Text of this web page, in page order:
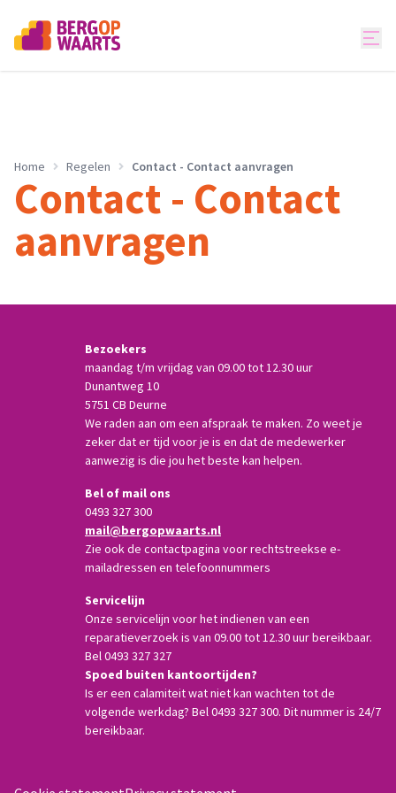
Home Regelen Contact - Contact aanvragen
Contact - Contact
aanvragen
Bezoekers
maandag t/m vrijdag van 09.00 tot 12.30 uur
Dunantweg 10
5751 CB Deurne
We raden aan om een afspraak te maken. Zo weet je
zeker dat er tijd voor je is en dat de medewerker
aanwezig is die jou het beste kan helpen.
Bel of mail ons
0493 327 300
mail@bergopwaarts.nl
Zie ook de contactpagina voor rechtstreekse e-
mailadressen en telefoonnummers
Servicelijn
Onze servicelijn voor het indienen van een
reparatieverzoek is van 09.00 tot 12.30 uur bereikbaar.
Bel 0493 327 327
Spoed buiten kantoortijden?
Is er een calamiteit wat niet kan wachten tot de
volgende werkdag? Bel 0493 327 300. Dit nummer is 24/7
bereikbaar.